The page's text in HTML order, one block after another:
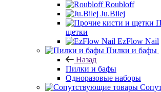
Roubloff
Ju.Bilej
щетки
EzFlow Nail
Пилки и бафы
Назад
Пилки и бафы
Одноразовые наборы